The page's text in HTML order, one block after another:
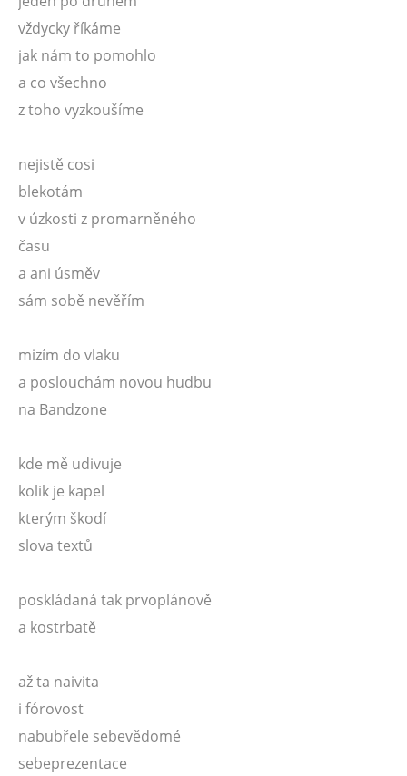
vždycky říkáme
jak nám to pomohlo
a co všechno
z toho vyzkoušíme
nejistě cosi
blekotám
v úzkosti z promarněného
času
a ani úsměv
sám sobě nevěřím
mizím do vlaku
a poslouchám novou hudbu
na Bandzone
kde mě udivuje
kolik je kapel
kterým škodí
slova textů
poskládaná tak prvoplánově
a kostrbatě
až ta naivita
i fórovost
nabubřele sebevědomé
sebeprezentace